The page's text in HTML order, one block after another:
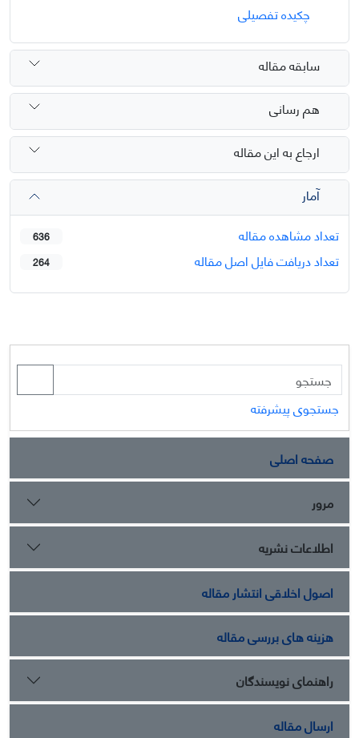
چکیده تفصیلی
سابقه مقاله
هم رسانی
ارجاع به این مقاله
آمار
تعداد مشاهده مقاله
636
تعداد دریافت فایل اصل مقاله 264
جستجوی پیشرفته
صفحه اصلی
مرور
اطلاعات نشریه
اصول اخلاقی انتشار مقاله
هزینه های بررسی مقاله
راهنمای نویسندگان
ارسال مقاله